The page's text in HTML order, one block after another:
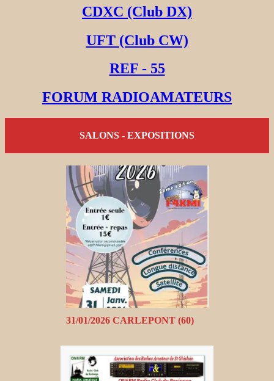
CDXC (Club DX)
UFT (Club CW)
REF - 55
FORUM RADIOAMATEURS
SALONS - EXPOSITIONS
31/01/2026 CARLEPONT (60)